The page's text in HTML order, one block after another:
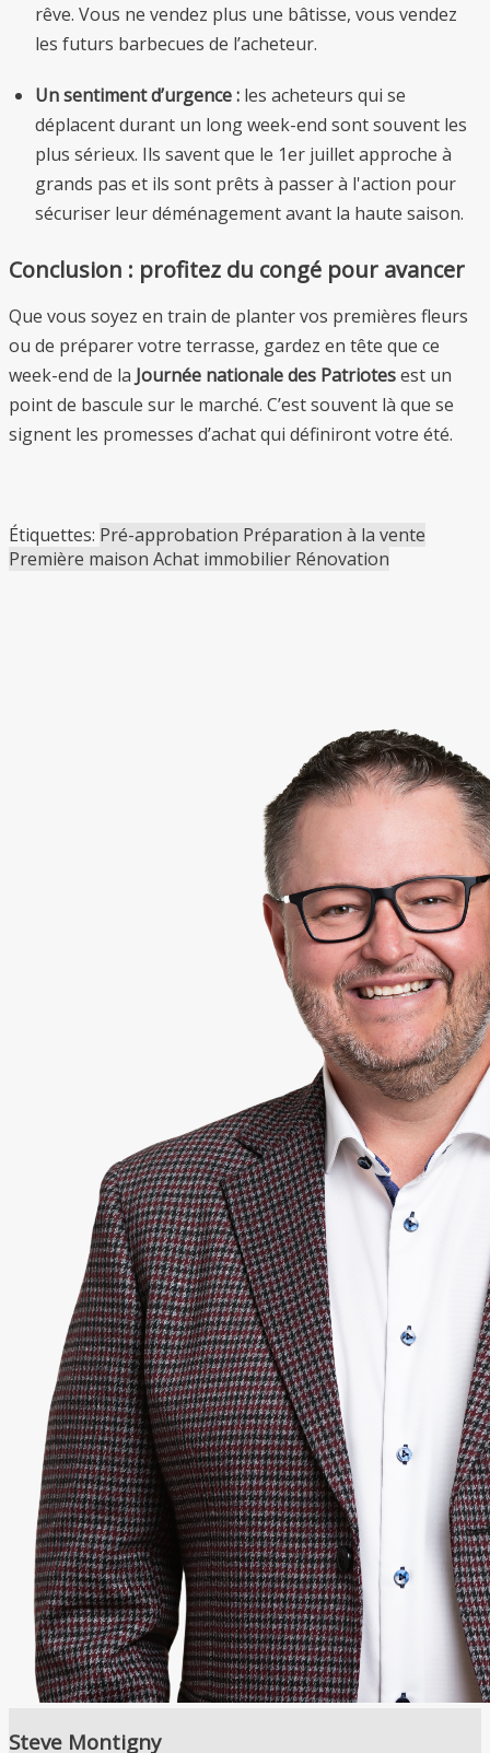
rêve. Vous ne vendez plus une bâtisse, vous vendez
les futurs barbecues de l’acheteur.
Un sentiment d’urgence : les acheteurs qui se
déplacent durant un long week-end sont souvent les
plus sérieux. Ils savent que le 1er juillet approche à
grands pas et ils sont prêts à passer à l'action pour
sécuriser leur déménagement avant la haute saison.
Conclusion : profitez du congé pour avancer
Que vous soyez en train de planter vos premières fleurs
ou de préparer votre terrasse, gardez en tête que ce
week-end de la Journée nationale des Patriotesest un
point de bascule sur le marché. C’est souvent là que se
signent les promesses d’achat qui définiront votre été.
Étiquettes: Pré-approbation Préparation à la vente
Première maison Achat immobilier Rénovation
Steve Montigny